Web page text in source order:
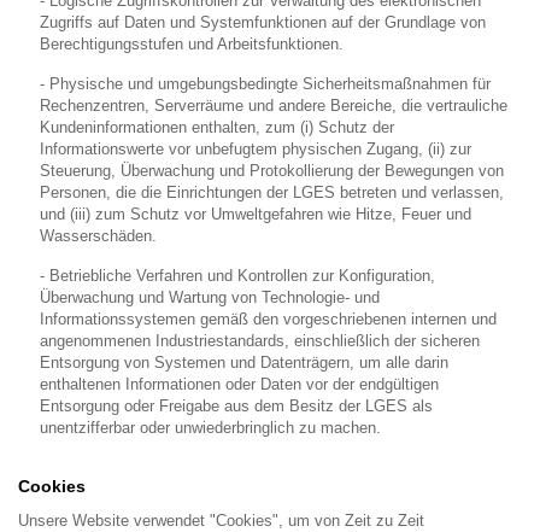
Zugriffs auf Daten und Systemfunktionen auf der Grundlage von
Berechtigungsstufen und Arbeitsfunktionen.
- Physische und umgebungsbedingte Sicherheitsmaßnahmen für
Rechenzentren, Serverräume und andere Bereiche, die vertrauliche
Kundeninformationen enthalten, zum (i) Schutz der
Informationswerte vor unbefugtem physischen Zugang, (ii) zur
Steuerung, Überwachung und Protokollierung der Bewegungen von
Personen, die die Einrichtungen der LGES betreten und verlassen,
und (iii) zum Schutz vor Umweltgefahren wie Hitze, Feuer und
Wasserschäden.
- Betriebliche Verfahren und Kontrollen zur Konfiguration,
Überwachung und Wartung von Technologie- und
Informationssystemen gemäß den vorgeschriebenen internen und
angenommenen Industriestandards, einschließlich der sicheren
Entsorgung von Systemen und Datenträgern, um alle darin
enthaltenen Informationen oder Daten vor der endgültigen
Entsorgung oder Freigabe aus dem Besitz der LGES als
unentzifferbar oder unwiederbringlich zu machen.
Cookies
Unsere Website verwendet "Cookies", um von Zeit zu Zeit